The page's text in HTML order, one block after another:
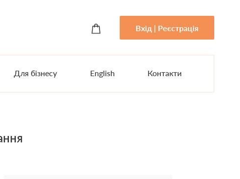
Вхід | Реєстрація
Для бізнесу English Контакти